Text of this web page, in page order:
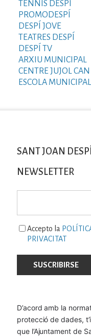
TENNIS DESPÍ
PROMODESPÍ
DESPÍ JOVE
TEATRES DESPÍ
DESPÍ TV
ARXIU MUNICIPAL
CENTRE JUJOL
ESCOLA
SANT JOAN DESPÍ
NEWSLETTER
Accepto la
PRIVACITAT
D’acord amb la
protecció de dades,
que l’Ajuntament de